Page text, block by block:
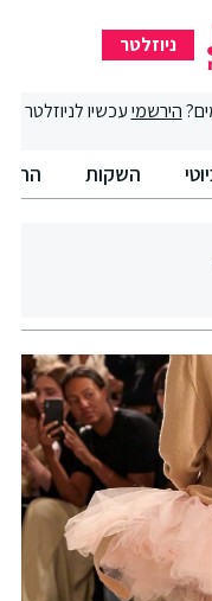
ניוזלטר
הירשמיעכשיו לניוזלטר
השקות